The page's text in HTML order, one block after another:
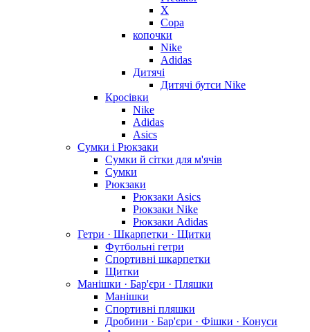
X
Copa
копочки
Nike
Adidas
Дитячі
Дитячі бутси Nike
Кросівки
Nike
Adidas
Asics
Сумки і Рюкзаки
Сумки й сітки для м'ячів
Сумки
Рюкзаки
Рюкзаки Asics
Рюкзаки Nike
Рюкзаки Adidas
Гетри · Шкарпетки · Щитки
Футбольні гетри
Спортивні шкарпетки
Щитки
Манішки · Бар'єри · Пляшки
Манішки
Спортивні пляшки
Дробини · Бар'єри · Фішки · Конуси